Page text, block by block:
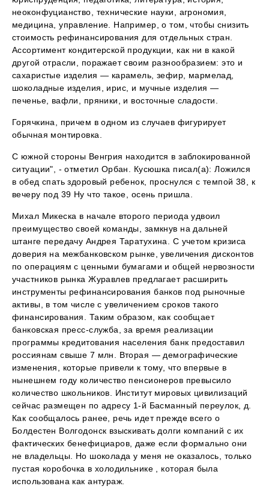
неоконфуцианство, технические науки, агрономия,
медицина, управление. Например, о том, чтобы снизить
стоимость рефинансирования для отдельных стран.
Ассортимент кондитерской продукции, как ни в какой
другой отрасли, поражает своим разнообразием: это и
сахаристые изделия — карамель, зефир, мармелад,
шоколадные изделия, ирис, и мучные изделия —
печенье, вафли, пряники, и восточные сладости.
Горячкина, причем в одном из случаев фигурирует
обычная монтировка.
С южной стороны Венгрия находится в заблокированной
ситуации", - отметил Орбан. Кусюшка писал(а): Ложился
в обед спать здоровый ребенок, проснулся с темпой 38, к
вечеру под 39 Ну что такое, осень пришла.
Михал Микеска в начале второго периода удвоил
преимущество своей команды, замкнув на дальней
штанге передачу Андрея Таратухина. С учетом кризиса
доверия на межбанковском рынке, увеличения дисконтов
по операциям с ценными бумагами и общей нервозности
участников рынка Журавлев предлагает расширить
инструменты рефинансирования банков под рыночные
активы, в том числе с увеличением сроков такого
финансирования. Таким образом, как сообщает
банковская пресс-служба, за время реализации
программы кредитования населения банк предоставил
россиянам свыше 7 млн. Вторая — демографические
изменения, которые привели к тому, что впервые в
нынешнем году количество пенсионеров превысило
количество школьников. Институт мировых цивилизаций
сейчас размещен по адресу 1-й Басманный переулок, д.
Как сообщалось ранее, речь идет прежде всего о
Болдестен Волгодонск взыскивать долги компаний с их
фактических бенефициаров, даже если формально они
не владельцы. Но шоколада у меня не оказалось, только
пустая коробочка в холодильнике , которая была
использована как антураж.